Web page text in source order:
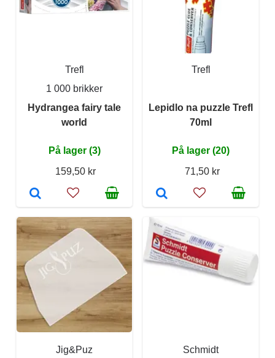
Trefl
1 000 brikker
Hydrangea fairy tale
world
På lager (3)
159,50 kr
Trefl
Lepidlo na puzzle Trefl
70ml
På lager (20)
71,50 kr
Jig&Puz Schmidt